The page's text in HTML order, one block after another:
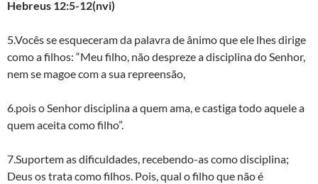
Hebreus 12:5-12(nvi)
5.Vocês se esqueceram da palavra de ânimo que ele lhes dirige
como a filhos: “Meu filho, não despreze a disciplina do Senhor,
nem se magoe com a sua repreensão,
6.pois o Senhor disciplina a quem ama, e castiga todo aquele a
quem aceita como filho”.
7.Suportem as dificuldades, recebendo-as como disciplina;
Deus os trata como filhos. Pois, qual o filho que não é